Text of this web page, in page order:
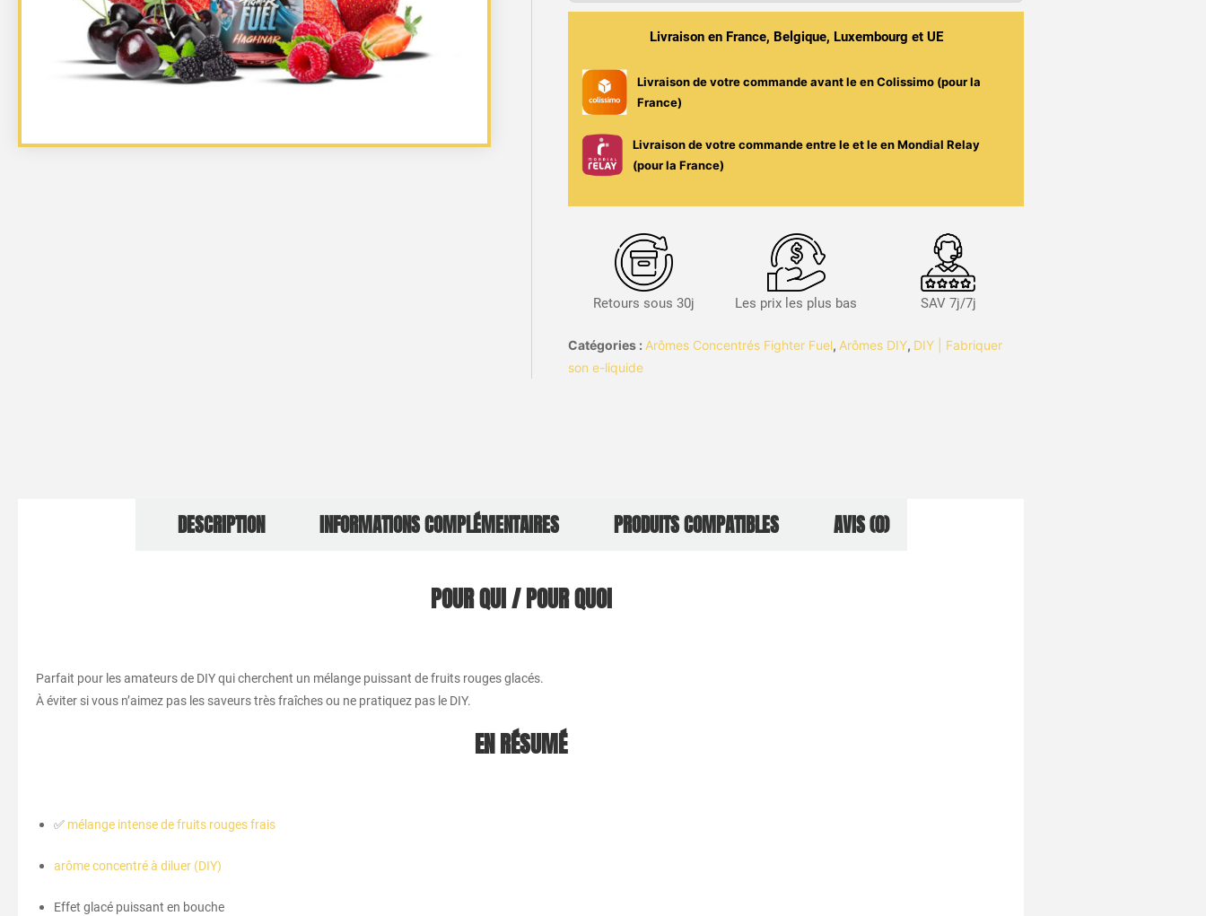
Fraîcheur
Haghnar
30ml
Fighter
Livraison en France, Belgique, Luxembourg et UE
Livraison de votre commande avant leen Colissimo (pour la
France)
Livraison de votre commande entre leet leen Mondial Relay
(pour la France)
Retours sous 30j Les prix les plus bas SAV 7j/7j
Catégories : Arômes Concentrés Fighter Fuel, Arômes DIY, DIY | Fabriquer
son e-liquide
DESCRIPTION INFORMATIONS COMPLÉMENTAIRES PRODUITS COMPATIBLES AVIS (0)
POUR QUI / POUR QUOI
Parfait pour les amateurs de DIY qui cherchent un mélange puissant de fruits rouges glacés.
À éviter si vous n’aimez pas les saveurs très fraîches ou ne pratiquez pas le DIY.
EN RÉSUMÉ
✅ mélange intense de fruits rouges frais
arôme concentré à diluer (DIY)
Effet glacé puissant en bouche